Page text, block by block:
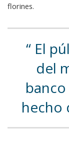
florines.
El
del
hecho